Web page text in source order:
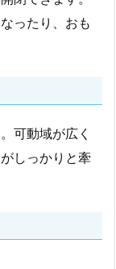
ったり、おも
可動域が広く
しっかりと牽